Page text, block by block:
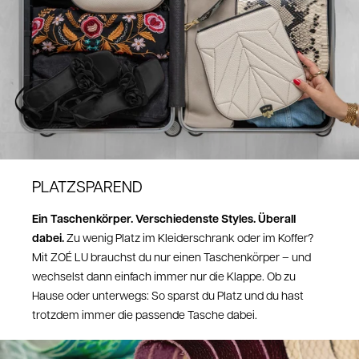
Wichtig: BeiSchweizer Bestellungenliegt ein Retourelabel in deinem
Paket. Da musst du nichts mehr anmelden!
10 EUR Rückversand
Retoure aus anderen EU Ländern:
10 EUR Rückversand
Retoure aus NON-EU Ländern (außer Schweiz)
Hier kannst du deine Retoure anmelden:
Nach Eingang deiner Retoure kann die Bearbeitungszeit bis zu 14 Tage
dauern.Die Gutschrift erfolgt auf das von dir gewählte Zahlungsmittel.
Wenn du per Gutschein bezahlt hast, wird dir das Geld wieder auf den
Gutschein gutgeschrieben.
Einen Umtausch mit dem gleichen Produkt kannst du im
PLATZSPAREND
Ein Taschenkörper. Verschiedenste Styles. Überall
dabei.Zu wenig Platz im Kleiderschrank oder im Koffer?
Mit ZOÉ LU brauchst du nur einen Taschenkörper – und
wechselst dann einfach immer nur die Klappe. Ob zu
Hause oder unterwegs: So sparst du Platz und du hast
trotzdem immer die passende Tasche dabei.